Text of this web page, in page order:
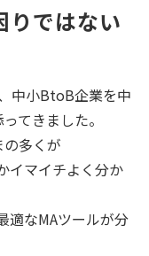
りではない
中小BtoB企業を中
てきました。
多くが
イマイチよく分か
適なMAツールが分